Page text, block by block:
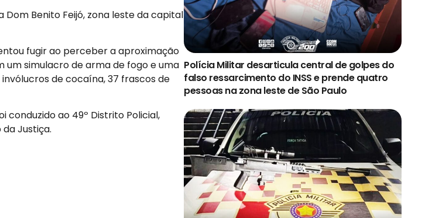
Benito Feijó, zona leste da capital
fugir ao perceber a aproximação
um simulacro de arma de fogo e uma
de cocaína, 37 frascos de
conduzido ao 49º Distrito Policial,
Justiça.
Polícia Militar desarticula central de golpes do
falso ressarcimento do INSS e prende quatro
pessoas na zona leste de São Paulo